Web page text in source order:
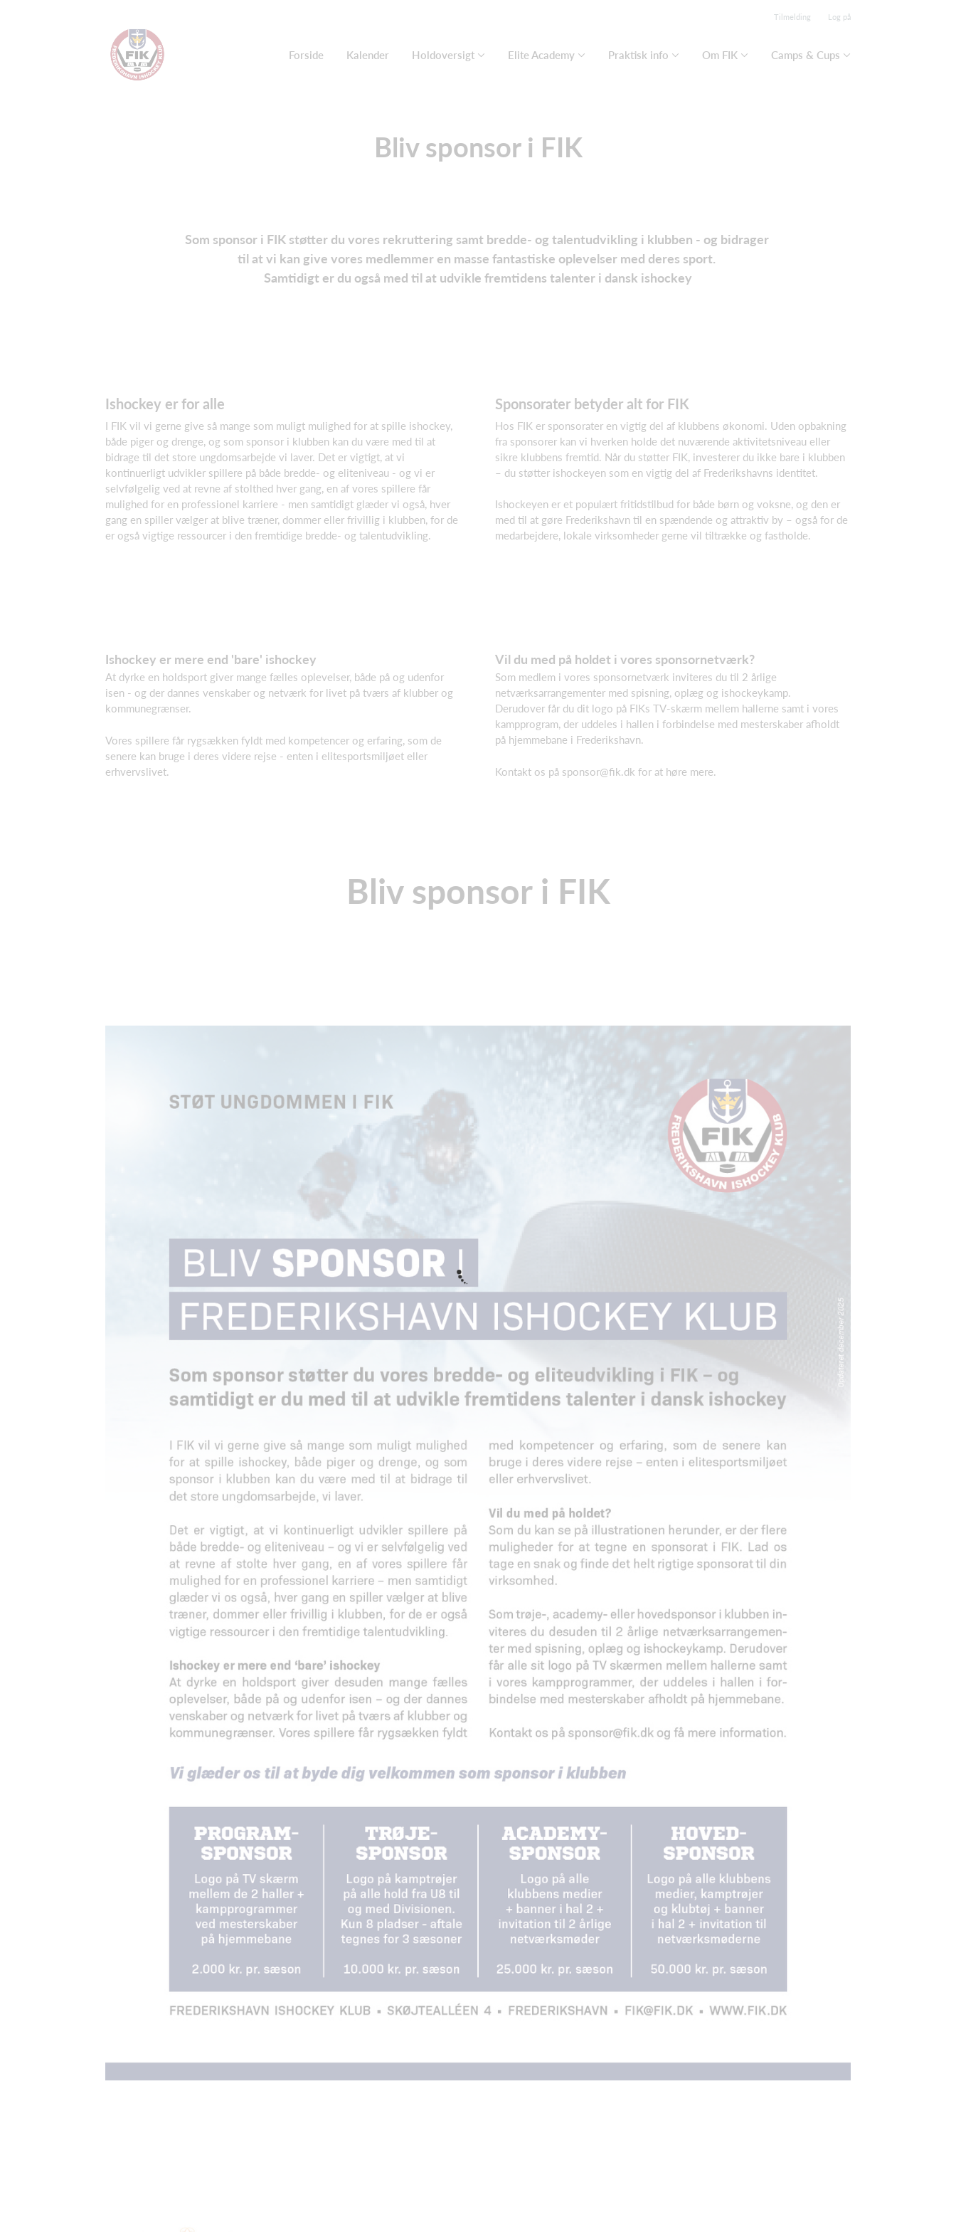
Tilmelding Log på
Forside Kalender Holdoversigt Elite Academy Praktisk info Om FIK Camps & Cups
Bliv sponsor i FIK
Som sponsor i FIK støtter du vores rekruttering samt bredde- og talentudvikling i klubben - og bidrager
til at vi kan give vores medlemmer en masse fantastiske oplevelser med deres sport.
Samtidigt er du også med til at udvikle fremtidens talenter i dansk ishockey
Ishockey er for alle
I FIK vil vi gerne give så mange som muligt mulighed for at spille ishockey,
både piger og drenge, og som sponsor i klubben kan du være med til at
bidrage til det store ungdomsarbejde vi laver. Det er vigtigt, at vi
kontinuerligt udvikler spillere på både bredde- og eliteniveau - og vi er
selvfølgelig ved at revne af stolthed hver gang, en af vores spillere får
mulighed for en professionel karriere - men samtidigt glæder vi også, hver
gang en spiller vælger at blive træner, dommer eller frivillig i klubben, for de
er også vigtige ressourcer i den fremtidige bredde- og talentudvikling.
Sponsorater betyder alt for FIK
Hos FIK er sponsorater en vigtig del af klubbens økonomi. Uden opbakning
fra sponsorer kan vi hverken holde det nuværende aktivitetsniveau eller
sikre klubbens fremtid. Når du støtter FIK, investerer du ikke bare i klubben
– du støtter ishockeyen som en vigtig del af Frederikshavns identitet.
Ishockeyen er et populært fritidstilbud for både børn og voksne, og den er
med til at gøre Frederikshavn til en spændende og attraktiv by – også for de
medarbejdere, lokale virksomheder gerne vil tiltrække og fastholde.
Ishockey er mere end 'bare' ishockey
At dyrke en holdsport giver mange fælles oplevelser, både på og udenfor
isen - og der dannes venskaber og netværk for livet på tværs af klubber og
kommunegrænser.
Vores spillere får rygsækken fyldt med kompetencer og erfaring, som de
senere kan bruge i deres videre rejse - enten i elitesportsmiljøet eller
erhvervslivet.
Vil du med på holdet i vores sponsornetværk?
Som medlem i vores sponsornetværk inviteres du til 2 årlige
netværksarrangementer med spisning, oplæg og ishockeykamp.
Derudover får du dit logo på FIKs TV-skærm mellem hallerne samt i vores
kampprogram, der uddeles i hallen i forbindelse med mesterskaber afholdt
på hjemmebane i Frederikshavn.
Kontakt os på sponsor@fik.dk for at høre mere.
Bliv sponsor i FIK